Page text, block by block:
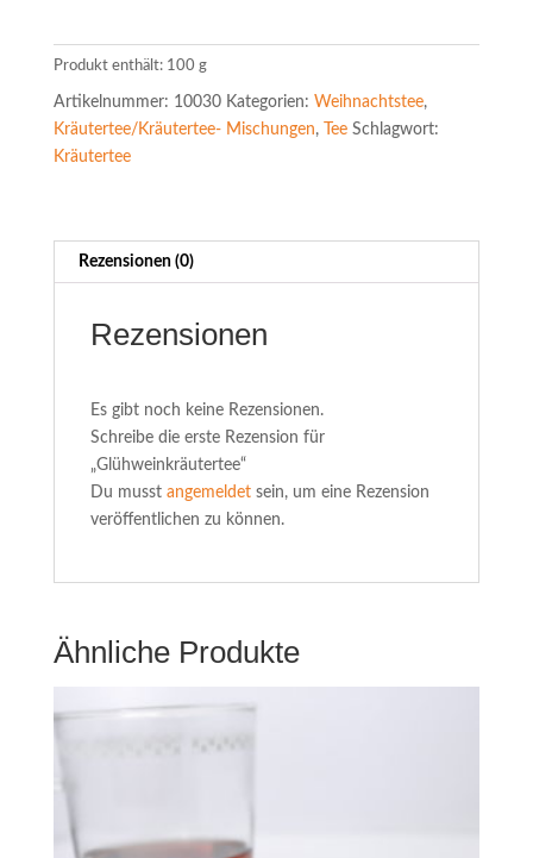
Produkt enthält: 100 g
Artikelnummer: 10030 Kategorien: Weihnachtstee,
Kräutertee/Kräutertee- Mischungen, Tee Schlagwort:
Kräutertee
Rezensionen (0)
Rezensionen
Es gibt noch keine Rezensionen.
Schreibe die erste Rezension für
„Glühweinkräutertee“
Du musst angemeldetsein, um eine Rezension
veröffentlichen zu können.
Ähnliche Produkte